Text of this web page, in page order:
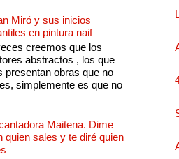
Miró y sus inicios
en pintura naif
creemos que los
abstractos , los que
presentan obras que no
simplemente es que no
Maitena. Dime
quien sales y te diré quien